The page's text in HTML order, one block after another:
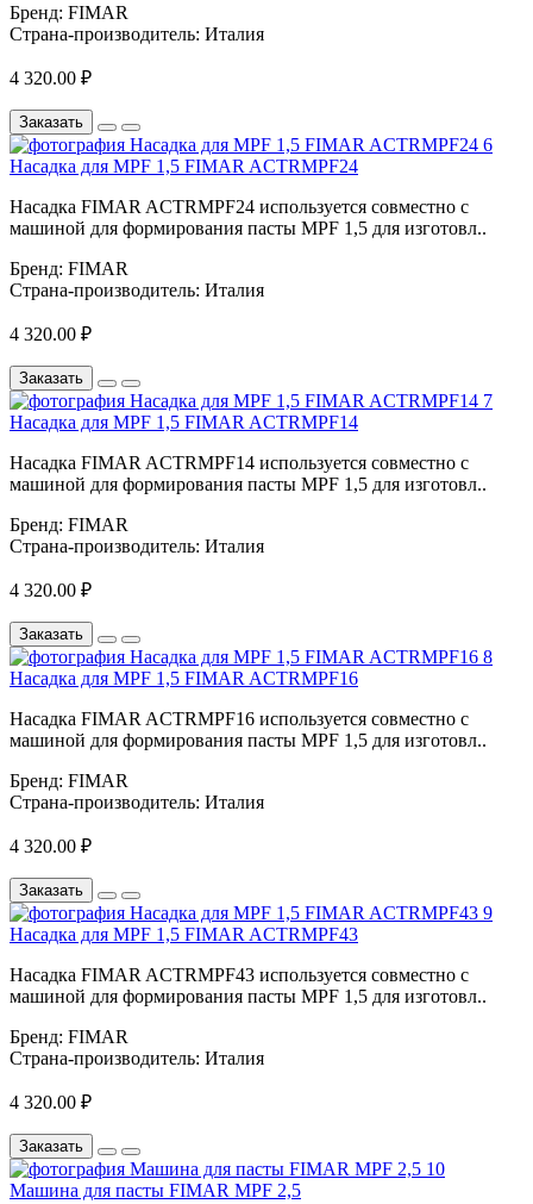
Бренд: FIMAR
Страна-производитель: Италия
4 320.00 ₽
Заказать
Насадка для MPF 1,5 FIMAR ACTRMPF24
Насадка FIMAR ACTRMPF24 используется совместно с
машиной для формирования пасты MPF 1,5 для изготовл..
Бренд: FIMAR
Страна-производитель: Италия
4 320.00 ₽
Заказать
Насадка для MPF 1,5 FIMAR ACTRMPF14
Насадка FIMAR ACTRMPF14 используется совместно с
машиной для формирования пасты MPF 1,5 для изготовл..
Бренд: FIMAR
Страна-производитель: Италия
4 320.00 ₽
Заказать
Насадка для MPF 1,5 FIMAR ACTRMPF16
Насадка FIMAR ACTRMPF16 используется совместно с
машиной для формирования пасты MPF 1,5 для изготовл..
Бренд: FIMAR
Страна-производитель: Италия
4 320.00 ₽
Заказать
Насадка для MPF 1,5 FIMAR ACTRMPF43
Насадка FIMAR ACTRMPF43 используется совместно с
машиной для формирования пасты MPF 1,5 для изготовл..
Бренд: FIMAR
Страна-производитель: Италия
4 320.00 ₽
Заказать
Машина для пасты FIMAR MPF 2,5